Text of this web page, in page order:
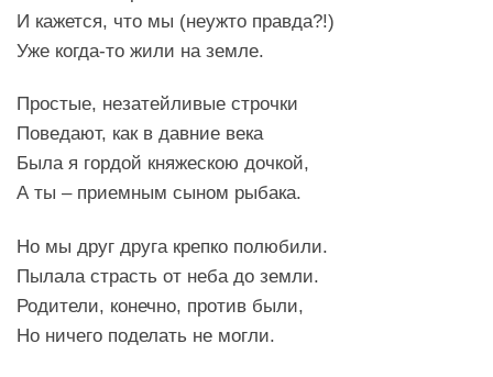
И кажется, что мы (неужто правда?!)
Уже когда-то жили на земле.
Простые, незатейливые строчки
Поведают, как в давние века
Была я гордой княжескою дочкой,
А ты – приемным сыном рыбака.
Но мы друг друга крепко полюбили.
Пылала страсть от неба до земли.
Родители, конечно, против были,
Но ничего поделать не могли.